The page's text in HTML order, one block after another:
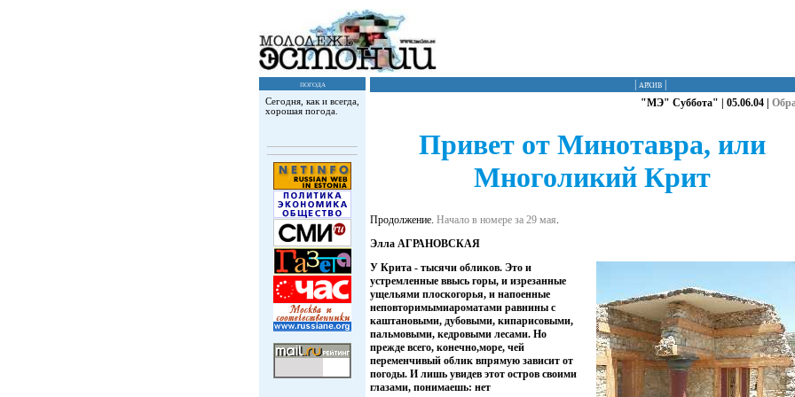
погода
Сегодня, как и всегда,
хорошая погода.
архив
"МЭ" Суббота" | 05.06.04 |
Привет от Минотавра, или
Многоликий Крит
Продолжение. Начало в номере за 29 мая.
Элла АГРАНОВСКАЯ
У Крита - тысячи обликов. Это и
устремленные ввысь горы, и изрезанные
ущельями плоскогорья, и напоенные
неповторимымиароматами равнины с
каштановыми, дубовыми, кипарисовыми,
пальмовыми, кедровыми лесами. Но
прежде всего, конечно,море, чей
переменчивый облик впрямую зависит от
погоды. И лишь увидев этот остров своими
глазами, понимаешь: нет